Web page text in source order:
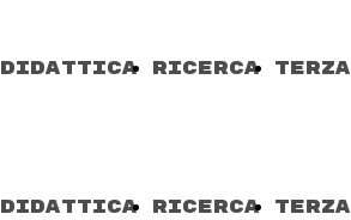
DIDATTICA RICERCA TERZA
DIDATTICA RICERCA TERZA